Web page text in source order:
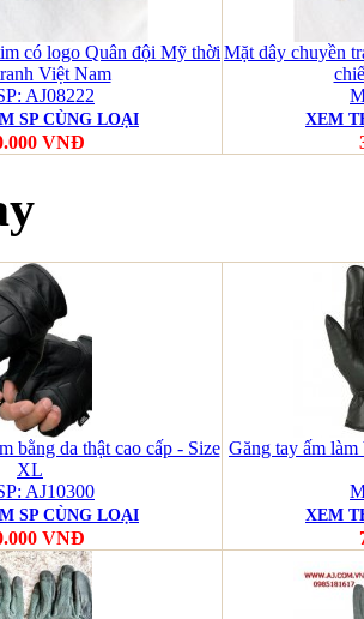
có logo Quân đội Mỹ thời
Việt Nam
AJ08222
SP CÙNG LOẠI
VNĐ
Mặt dây chuyền
XEM
bằng da thật cao cấp - Size
XL
AJ10300
SP CÙNG LOẠI
VNĐ
Găng tay ấm
XEM